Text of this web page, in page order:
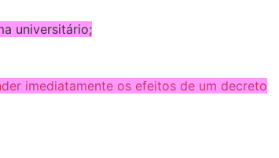
universitário;
imediatamente os efeitos de um decreto